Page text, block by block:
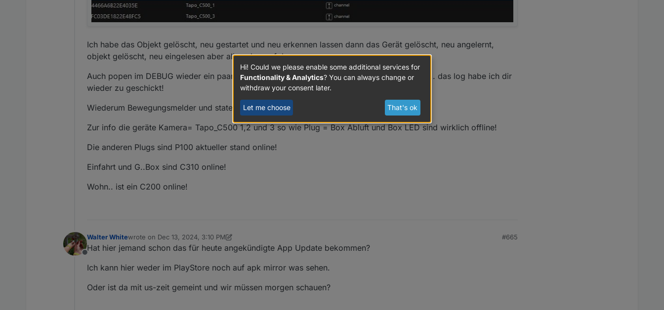
Ich habe das Objekt gelöscht, neu gestartet und neu erkennen lassen dann das Gerät gelöscht, neu angelernt,
objekt gelöscht, neu eingelesen aber alles ohne erfolg.
Auch popen im DEBUG wieder ein paar schwarzmaler auf aber bevor ich hier ewich erkläre... das log habe ich dir
wieder zu geschickt!
Wiederum Bewegungsmelder und states Funktionieren noch!
Zur info die geräte Kamera= Tapo_C500 1,2 und 3 so wie Plug = Box Abluft und Box LED sind wirklich offline!
Die anderen Plugs sind P100 aktueller stand online!
Einfahrt und G..Box sind C310 online!
Wohn.. ist ein C200 online!
Offline
Walter Whitewrote on Dec 13, 2024, 3:10 PM
last edited by Walter WhiteDec 13, 2024, 4:11 PM
#665
Hat hier jemand schon das für heute angekündigte App Update bekommen?
Ich kann hier weder im PlayStore noch auf apk mirror was sehen.
Oder ist da mit us-zeit gemeint und wir müssen morgen schauen?
Hi! Could we please enable some additional services for
Functionality & Analytics? You can always change or
withdraw your consent later.
Let me choose That's ok